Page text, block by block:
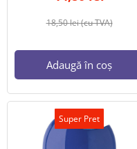
18,50lei(cu TVA)
Adaugă în coș
Super Pret